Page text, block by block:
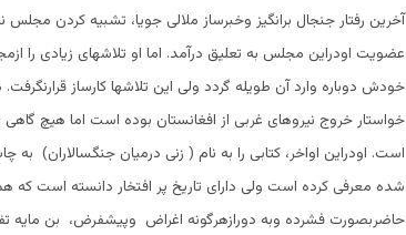
آخرین رفتار جنجال برانگیز وخبرساز ملالی جویا، تشبیه کردن مجلس
عضویت اودراین مجلس به تعلیق درآمد. اما او تلاشهای زیادی را
خودش دوباره وارد آن طویله گردد ولی این تلاشها کارساز
خواستار خروج نیروهای غربی از افغانستان بوده است اما هیچ گاهی
است. اودراین اواخر، کتابی را به نام ( زنی درمیان جنگسالاران)
شده معرفی کرده است ولی دارای تاریخ پر افتخار دانسته است که
حاضربصورت فشرده وبه دورازهرگونه اغراض وپیشفرض، بن مایه